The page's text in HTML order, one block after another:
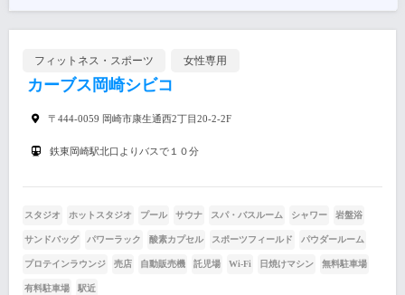
フィットネス・スポーツ 女性専用
カーブス岡崎シビコ
〒444-0059 岡崎市康生通西2丁目20-2-2F
鉄東岡崎駅北口よりバスで１０分
スタジオ ホットスタジオ プール サウナ スパ・バスルーム シャワー 岩盤浴
サンドバッグ パワーラック 酸素カプセル スポーツフィールド パウダールーム
プロテインラウンジ 売店 自動販売機 託児場 Wi-Fi 日焼けマシン 無料駐車場
有料駐車場 駅近